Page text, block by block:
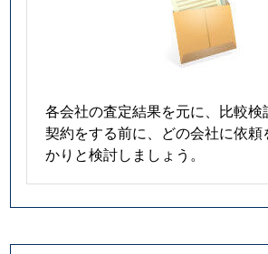
各会社の査定結果を元に、比較検
契約をする前に、どの会社に依頼
かりと検討しましょう。